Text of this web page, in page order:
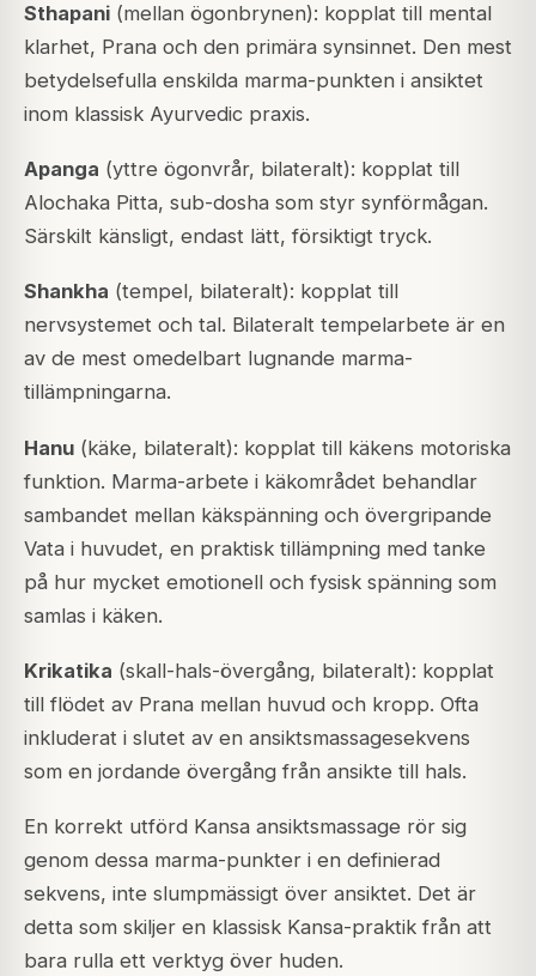
Sthapani (mellan ögonbrynen): kopplat till mental
klarhet, Prana och den primära synsinnet. Den mest
betydelsefulla enskilda marma-punkten i ansiktet
inom klassisk Ayurvedic praxis.
Apanga (yttre ögonvrår, bilateralt): kopplat till
Alochaka Pitta, sub-dosha som styr synförmågan.
Särskilt känsligt, endast lätt, försiktigt tryck.
Shankha (tempel, bilateralt): kopplat till
nervsystemet och tal. Bilateralt tempelarbete är en
av de mest omedelbart lugnande marma-
tillämpningarna.
Hanu (käke, bilateralt): kopplat till käkens motoriska
funktion. Marma-arbete i käkområdet behandlar
sambandet mellan käkspänning och övergripande
Vata i huvudet, en praktisk tillämpning med tanke
på hur mycket emotionell och fysisk spänning som
samlas i käken.
Krikatika (skall-hals-övergång, bilateralt): kopplat
till flödet av Prana mellan huvud och kropp. Ofta
inkluderat i slutet av en ansiktsmassagesekvens
som en jordande övergång från ansikte till hals.
En korrekt utförd Kansa ansiktsmassage rör sig
genom dessa marma-punkter i en definierad
sekvens, inte slumpmässigt över ansiktet. Det är
detta som skiljer en klassisk Kansa-praktik från att
bara rulla ett verktyg över huden.